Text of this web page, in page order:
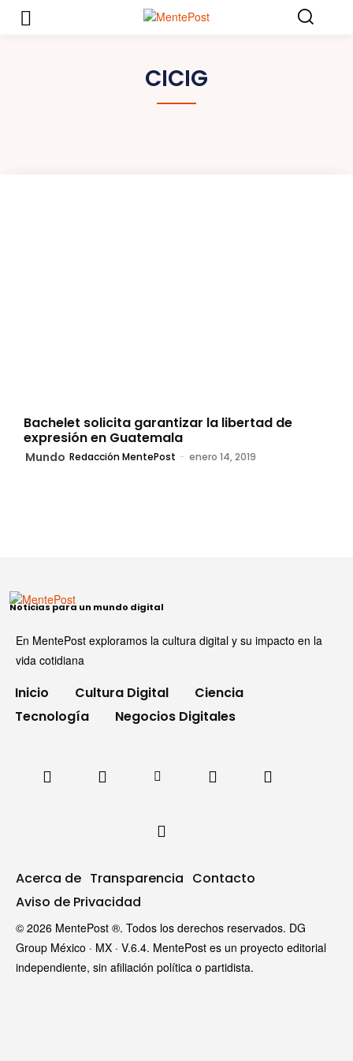
CICIG
Bachelet solicita garantizar la libertad de
expresión en Guatemala
Mundo Redacción MentePost - enero 14, 2019
Noticias para un mundo digital
En MentePost exploramos la cultura digital y su impacto en la
vida cotidiana
Inicio Cultura Digital
Ciencia
Tecnología
Negocios Digitales
Acerca de Transparencia Contacto
Aviso de Privacidad
© 2026 MentePost ®. Todos los derechos reservados. DG
Group México · MX · V.6.4. MentePost es un proyecto editorial
independiente, sin afiliación política o partidista.